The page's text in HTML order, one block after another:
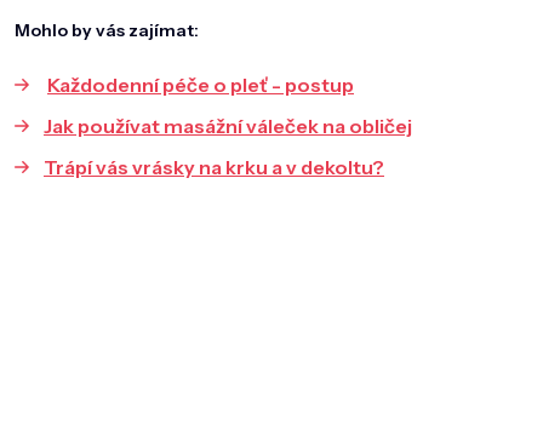
Mohlo by vás zajímat:
Každodenní péče o pleť - postup
Jak používat masážní váleček na obličej
Trápí vás vrásky na krku a v dekoltu?